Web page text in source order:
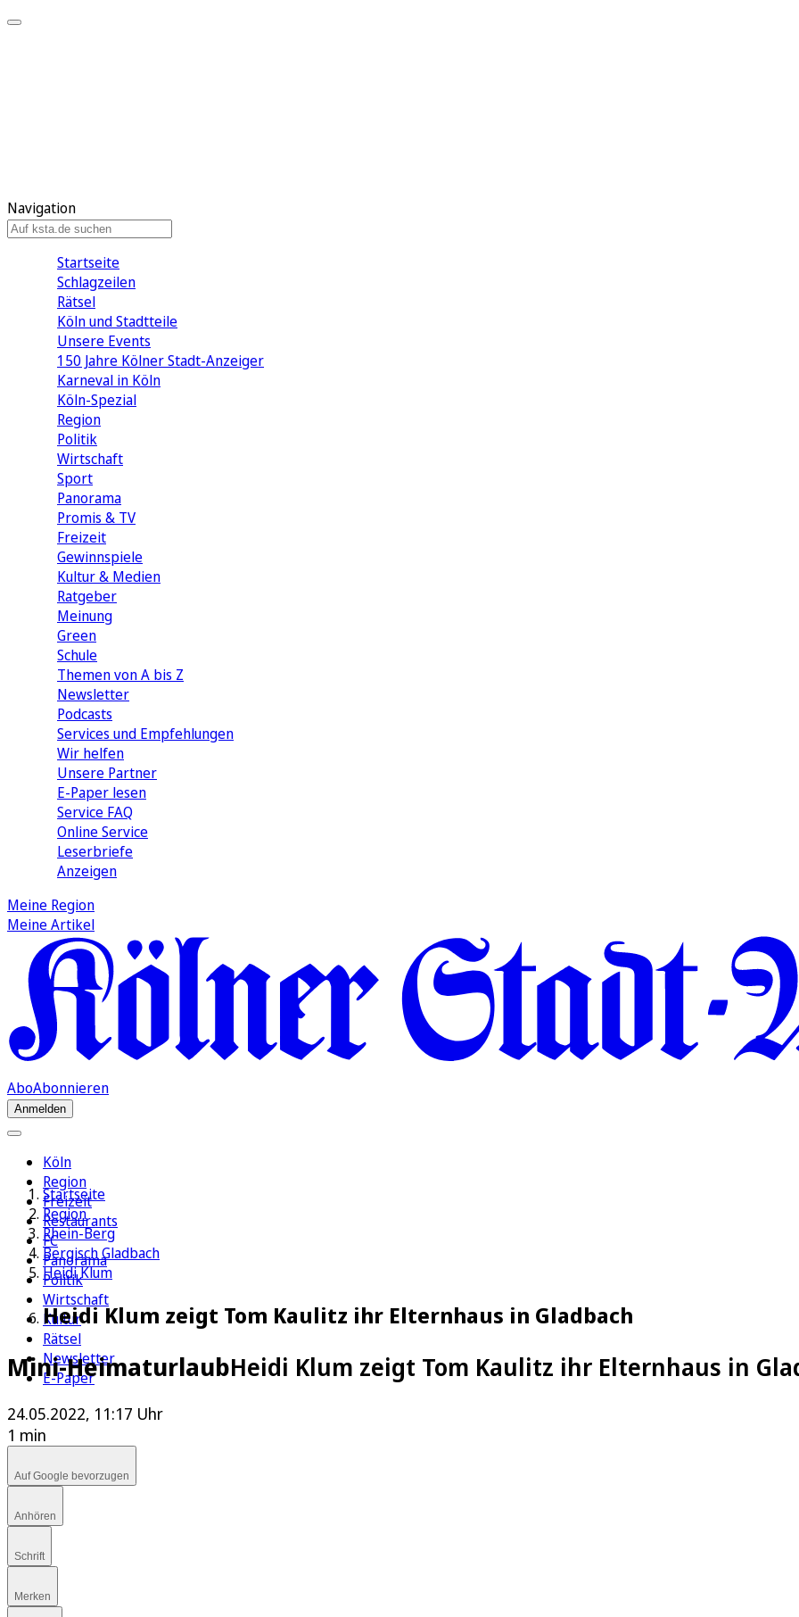
Navigation
Startseite
Schlagzeilen
Rätsel
Köln und Stadtteile
Unsere Events
150 Jahre Kölner Stadt-Anzeiger
Karneval in Köln
Köln-Spezial
Region
Politik
Wirtschaft
Sport
Panorama
Promis & TV
Freizeit
Gewinnspiele
Kultur & Medien
Ratgeber
Meinung
Green
Schule
Themen von A bis Z
Newsletter
Podcasts
Services und Empfehlungen
Wir helfen
Unsere Partner
E-Paper lesen
Service FAQ
Online Service
Leserbriefe
Anzeigen
Meine Region
Meine Artikel
AboAbonnieren
Anmelden
Köln
Region
Freizeit
Restaurants
FC
Panorama
Politik
Wirtschaft
Kultur
Rätsel
Newsletter
E-Paper
Startseite
Region
Rhein-Berg
Bergisch Gladbach
Heidi Klum
Heidi Klum zeigt Tom Kaulitz ihr Elternhaus in Gladbach
Mini-HeimaturlaubHeidi Klum zeigt Tom Kaulitz ihr Elternhaus in
24.05.2022, 11:17 Uhr
1 min
Auf Google bevorzugen
Anhören
Schrift
Merken